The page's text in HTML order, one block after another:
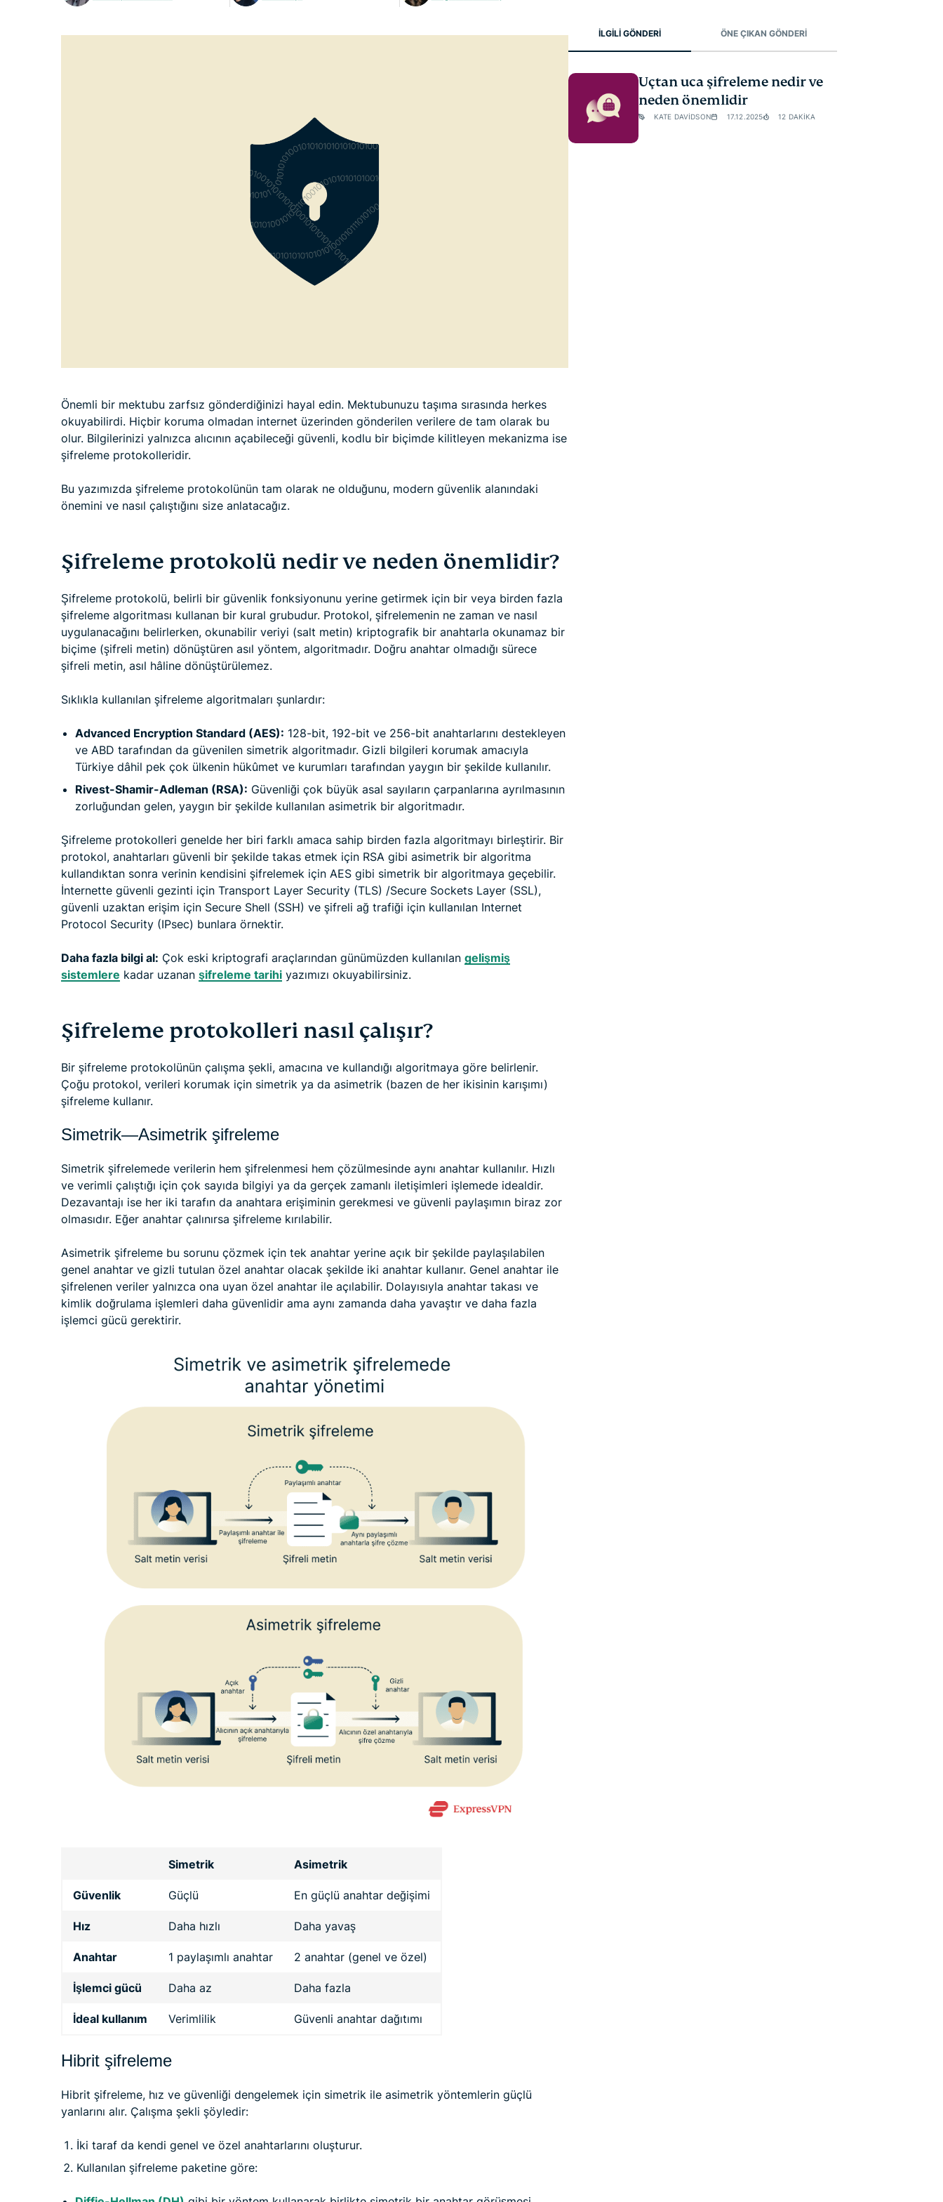
Identity
Önemli bir mektubu zarfsız gönderdiğinizi hayal edin. Mektubunuzu taşıma sırasında herkes
okuyabilirdi. Hiçbir koruma olmadan internet üzerinden gönderilen verilere de tam olarak bu
olur. Bilgilerinizi yalnızca alıcının açabileceği güvenli, kodlu bir biçimde kilitleyen mekanizma ise
şifreleme protokolleridir.
Bu yazımızda şifreleme protokolünün tam olarak ne olduğunu, modern güvenlik alanındaki
önemini ve nasıl çalıştığını size anlatacağız.
Şifreleme protokolü nedir ve neden önemlidir?
Şifreleme protokolü, belirli bir güvenlik fonksiyonunu yerine getirmek için bir veya birden fazla
şifreleme algoritması kullanan bir kural grubudur. Protokol, şifrelemenin ne zaman ve nasıl
uygulanacağını belirlerken, okunabilir veriyi (salt metin) kriptografik bir anahtarla okunamaz bir
biçime (şifreli metin) dönüştüren asıl yöntem, algoritmadır. Doğru anahtar olmadığı sürece
şifreli metin, asıl hâline dönüştürülemez.
Sıklıkla kullanılan şifreleme algoritmaları şunlardır:
Advanced Encryption Standard (AES): 128-bit, 192-bit ve 256-bit anahtarlarını destekleyen
ve ABD tarafından da güvenilen simetrik algoritmadır. Gizli bilgileri korumak amacıyla
Türkiye dâhil pek çok ülkenin hükûmet ve kurumları tarafından yaygın bir şekilde kullanılır.
Rivest-Shamir-Adleman (RSA): Güvenliği çok büyük asal sayıların çarpanlarına ayrılmasının
zorluğundan gelen, yaygın bir şekilde kullanılan asimetrik bir algoritmadır.
Şifreleme protokolleri genelde her biri farklı amaca sahip birden fazla algoritmayı birleştirir. Bir
protokol, anahtarları güvenli bir şekilde takas etmek için RSA gibi asimetrik bir algoritma
kullandıktan sonra verinin kendisini şifrelemek için AES gibi simetrik bir algoritmaya geçebilir.
İnternette güvenli gezinti için Transport Layer Security (TLS) /Secure Sockets Layer (SSL),
güvenli uzaktan erişim için Secure Shell (SSH) ve şifreli ağ trafiği için kullanılan Internet
Protocol Security (IPsec) bunlara örnektir.
Daha fazla bilgi al: Çok eski kriptografi araçlarından günümüzden kullanılan gelişmiş
sistemlere kadar uzanan şifreleme tarihi yazımızı okuyabilirsiniz.
Şifreleme protokolleri nasıl çalışır?
Bir şifreleme protokolünün çalışma şekli, amacına ve kullandığı algoritmaya göre belirlenir.
Çoğu protokol, verileri korumak için simetrik ya da asimetrik (bazen de her ikisinin karışımı)
şifreleme kullanır.
Simetrik—Asimetrik şifreleme
Simetrik şifrelemede verilerin hem şifrelenmesi hem çözülmesinde aynı anahtar kullanılır. Hızlı
ve verimli çalıştığı için çok sayıda bilgiyi ya da gerçek zamanlı iletişimleri işlemede idealdir.
Dezavantajı ise her iki tarafın da anahtara erişiminin gerekmesi ve güvenli paylaşımın biraz zor
olmasıdır. Eğer anahtar çalınırsa şifreleme kırılabilir.
Asimetrik şifreleme bu sorunu çözmek için tek anahtar yerine açık bir şekilde paylaşılabilen
genel anahtar ve gizli tutulan özel anahtar olacak şekilde iki anahtar kullanır. Genel anahtar ile
şifrelenen veriler yalnızca ona uyan özel anahtar ile açılabilir. Dolayısıyla anahtar takası ve
kimlik doğrulama işlemleri daha güvenlidir ama aynı zamanda daha yavaştır ve daha fazla
işlemci gücü gerektirir.
Simetrik Asimetrik
Güvenlik Güçlü En güçlü anahtar değişimi
Hız Daha hızlı Daha yavaş
Anahtar 1 paylaşımlı anahtar 2 anahtar (genel ve özel)
İşlemci gücü Daha az Daha fazla
İdeal kullanım Verimlilik Güvenli anahtar dağıtımı
Hibrit şifreleme
Hibrit şifreleme, hız ve güvenliği dengelemek için simetrik ile asimetrik yöntemlerin güçlü
yanlarını alır. Çalışma şekli şöyledir:
İki taraf da kendi genel ve özel anahtarlarını oluşturur.
Kullanılan şifreleme paketine göre:
İLGİLİ GÖNDERİ ÖNE ÇIKAN GÖNDERİ
Uçtan uca şifreleme nedir ve
neden önemlidir
KATE DAVIDSON 17.12.2025 12 DAKIKA